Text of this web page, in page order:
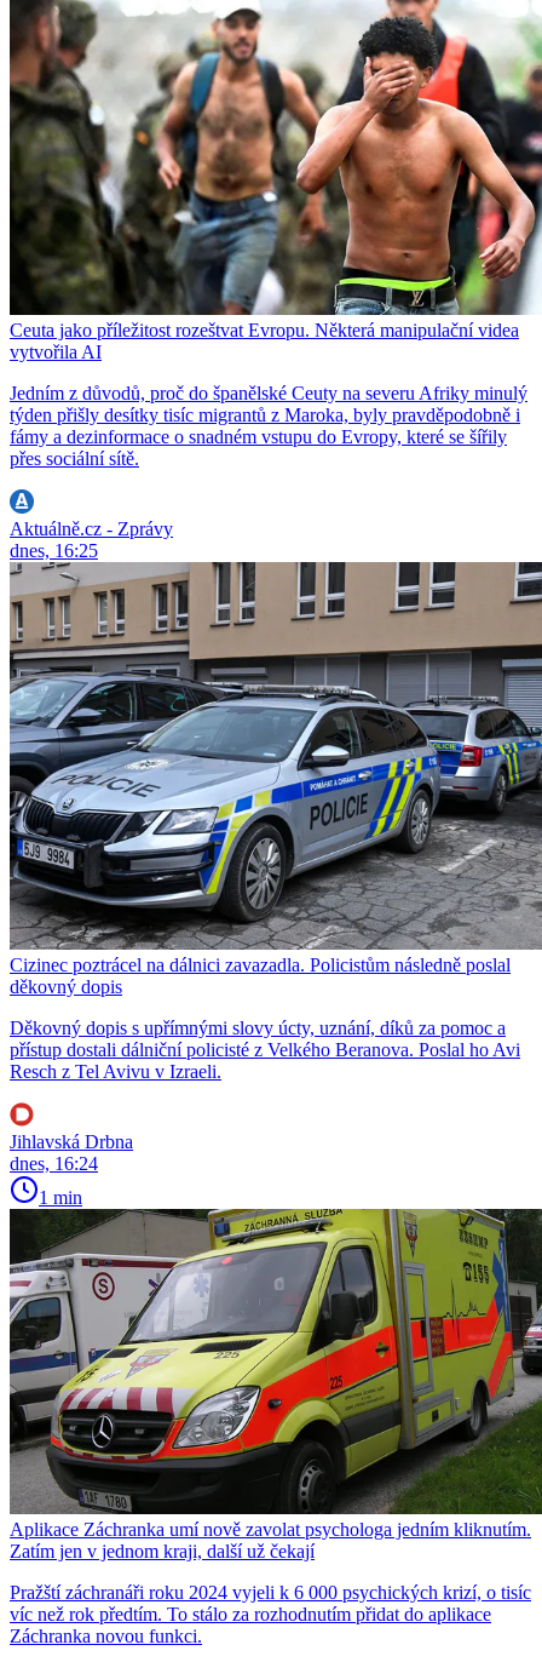
Ceuta jako příležitost rozeštvat Evropu. Některá manipulační videa
vytvořila AI
Jedním z důvodů, proč do španělské Ceuty na severu Afriky minulý
týden přišly desítky tisíc migrantů z Maroka, byly pravděpodobně i
fámy a dezinformace o snadném vstupu do Evropy, které se šířily
přes sociální sítě.
Aktuálně.cz - Zprávy
dnes, 16:25
Cizinec poztrácel na dálnici zavazadla. Policistům následně poslal
děkovný dopis
Děkovný dopis s upřímnými slovy úcty, uznání, díků za pomoc a
přístup dostali dálniční policisté z Velkého Beranova. Poslal ho Avi
Resch z Tel Avivu v Izraeli.
Jihlavská Drbna
dnes, 16:24
1 min
Aplikace Záchranka umí nově zavolat psychologa jedním kliknutím.
Zatím jen v jednom kraji, další už čekají
Pražští záchranáři roku 2024 vyjeli k 6 000 psychických krizí, o tisíc
víc než rok předtím. To stálo za rozhodnutím přidat do aplikace
Záchranka novou funkci.